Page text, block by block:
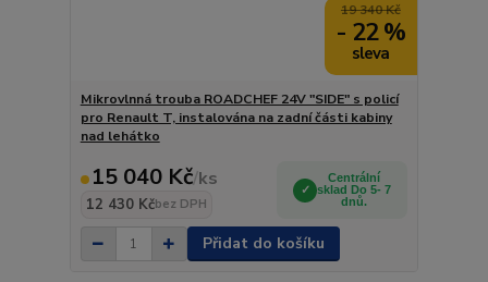
19 340 Kč
- 22 %
Mikrovlnná trouba ROADCHEF 24V "SIDE" s policí
pro Renault T, instalována na zadní části kabiny
nad lehátko
15 040 Kč/ks
12 430 Kčbez DPH
Centrální
sklad Do 5- 7
dnů.
Přidat do košíku